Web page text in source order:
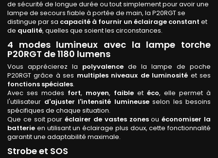
de sécurité de longue durée ou tout simplement pour avoir une
lampe de secours fiable à portée de main, la P20RGT se
distingue par sa capacité à fournir un éclairage constant et
de qualité, quelles que soient les circonstances.
4 modes lumineux avec la lampe torche
P20RGT de 1180 lumens
Vous apprécierez la polyvalence de la lampe de poche
P20RGT grâce à ses multiples niveaux de luminosité et ses
fonctions spéciales.
Avec ses modes fort, moyen, faible et éco, elle permet à
l'utilisateur d'ajuster l'intensité lumineuseselon les besoins
spécifiques de chaque situation.
Que ce soit pouréclairer de vastes zonesouéconomiser la
batterie en utilisant un éclairage plus doux, cette fonctionnalité
garantit une adaptabilité maximale.
Strobe et SOS